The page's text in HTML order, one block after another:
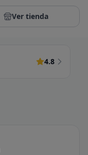
Ver tienda
4.8